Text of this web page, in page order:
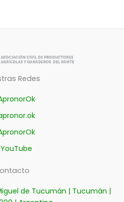
Redes
YouTube
de Tucumán | Tucumán |